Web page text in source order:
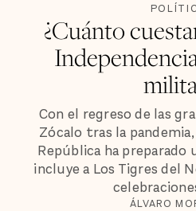
¿Cuánto
Con el regreso de las
Zócalo tras la
República ha preparado
incluye a Los Tigres del
ÁLVARO